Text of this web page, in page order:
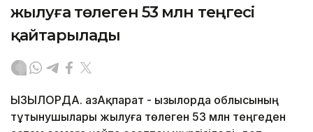
жылуға төлеген 53 млн теңгесі
қайтарылады
ҚЫЗЫЛОРДА. ҚазАқпарат - Қызылорда облысының
тұтынушылары жылуға төлеген 53 млн теңгеден